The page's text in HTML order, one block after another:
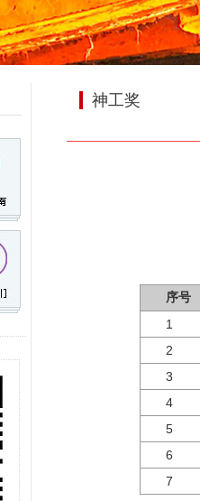
神工奖
序号
1
2
3
4
5
6
7